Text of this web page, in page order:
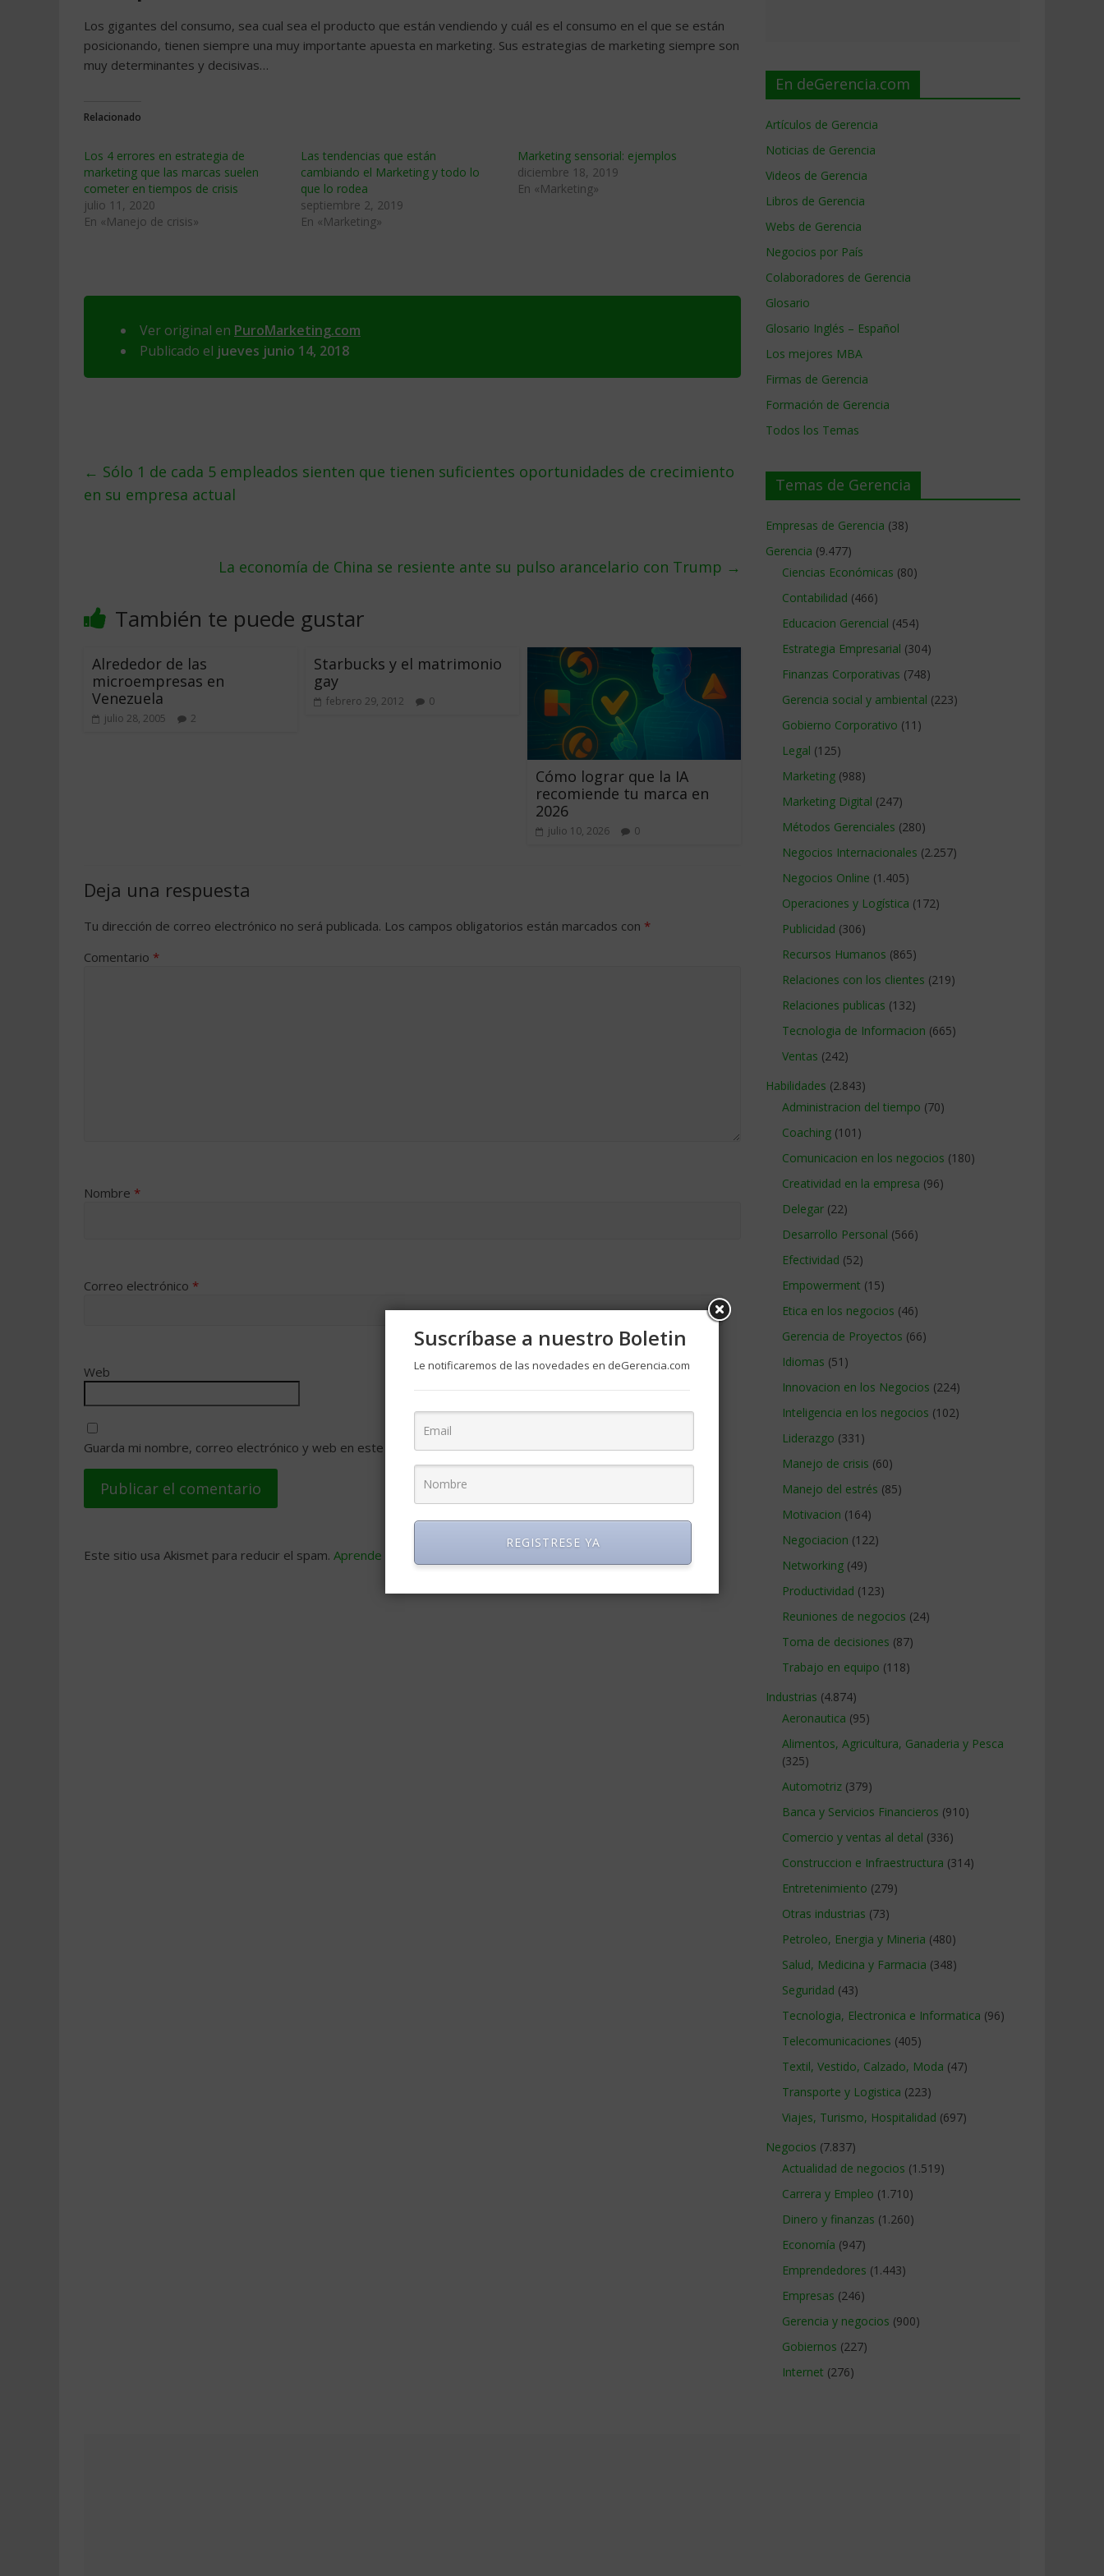
Los gigantes del consumo, sea cual sea el producto que están vendiendo y cuál es el consumo en el que se están
posicionando, tienen siempre una muy importante apuesta en marketing. Sus estrategias de marketing siempre son
muy determinantes y decisivas…
Relacionado
Los 4 errores en estrategia de
marketing que las marcas suelen
cometer en tiempos de crisis
julio 11, 2020
En «Manejo de crisis»
Las tendencias que están
cambiando el Marketing y todo lo
que lo rodea
septiembre 2, 2019
En «Marketing»
Marketing sensorial: ejemplos
diciembre 18, 2019
En «Marketing»
Ver original en PuroMarketing.com
Publicado el jueves junio 14, 2018
← Sólo 1 de cada 5 empleados sienten que tienen suficientes oportunidades de crecimiento
en su empresa actual
La economía de China se resiente ante su pulso arancelario con Trump →
También te puede gustar
Alrededor de las
microempresas en
Venezuela
julio 28, 2005 2
Starbucks y el matrimonio
gay
febrero 29, 2012 0
Cómo lograr que la IA
recomiende tu marca en
2026
julio 10, 2026 0
Deja una respuesta
Tu dirección de correo electrónico no será publicada. Los campos obligatorios están marcados con *
Comentario *
Nombre *
Correo electrónico *
Web
Guarda mi nombre, correo electrónico y web en este navegador para la próxima vez que comente.
Este sitio usa Akismet para reducir el spam. Aprende cómo se procesan los datos de tus comentarios
En deGerencia.com
Artículos de Gerencia
Noticias de Gerencia
Videos de Gerencia
Libros de Gerencia
Webs de Gerencia
Negocios por País
Colaboradores de Gerencia
Glosario
Glosario Inglés – Español
Los mejores MBA
Firmas de Gerencia
Formación de Gerencia
Todos los Temas
Temas de Gerencia
Empresas de Gerencia (38)
Gerencia (9.477)
Ciencias Económicas (80)
Contabilidad (466)
Educacion Gerencial (454)
Estrategia Empresarial (304)
Finanzas Corporativas (748)
Gerencia social y ambiental (223)
Gobierno Corporativo (11)
Legal (125)
Marketing (988)
Marketing Digital (247)
Métodos Gerenciales (280)
Negocios Internacionales (2.257)
Negocios Online (1.405)
Operaciones y Logística (172)
Publicidad (306)
Recursos Humanos (865)
Relaciones con los clientes (219)
Relaciones publicas (132)
Tecnologia de Informacion (665)
Ventas (242)
Habilidades (2.843)
Administracion del tiempo (70)
Coaching (101)
Comunicacion en los negocios (180)
Creatividad en la empresa (96)
Delegar (22)
Desarrollo Personal (566)
Efectividad (52)
Empowerment (15)
Etica en los negocios (46)
Gerencia de Proyectos (66)
Idiomas (51)
Innovacion en los Negocios (224)
Inteligencia en los negocios (102)
Liderazgo (331)
Manejo de crisis (60)
Manejo del estrés (85)
Motivacion (164)
Negociacion (122)
Networking (49)
Productividad (123)
Reuniones de negocios (24)
Toma de decisiones (87)
Trabajo en equipo (118)
Industrias (4.874)
Aeronautica (95)
Alimentos, Agricultura, Ganaderia y Pesca
(325)
Automotriz (379)
Banca y Servicios Financieros (910)
Comercio y ventas al detal (336)
Construccion e Infraestructura (314)
Entretenimiento (279)
Otras industrias (73)
Petroleo, Energia y Mineria (480)
Salud, Medicina y Farmacia (348)
Seguridad (43)
Tecnologia, Electronica e Informatica (96)
Telecomunicaciones (405)
Textil, Vestido, Calzado, Moda (47)
Transporte y Logistica (223)
Viajes, Turismo, Hospitalidad (697)
Negocios (7.837)
Actualidad de negocios (1.519)
Carrera y Empleo (1.710)
Dinero y finanzas (1.260)
Economía (947)
Emprendedores (1.443)
Empresas (246)
Gerencia y negocios (900)
Gobiernos (227)
Internet (276)
Suscríbase a nuestro Boletin
Le notificaremos de las novedades en deGerencia.com
REGISTRESE YA